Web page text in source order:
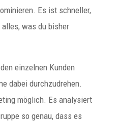
Es ist schneller,
was du bisher
einzelnen Kunden
dabei durchzudrehen.
möglich. Es analysiert
so genau, dass es